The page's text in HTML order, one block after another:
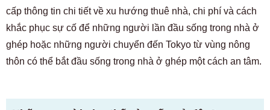
cấp thông tin chi tiết về xu hướng thuê nhà, chi phí và cách
khắc phục sự cố để những người lần đầu sống trong nhà ở
ghép hoặc những người chuyển đến Tokyo từ vùng nông
thôn có thể bắt đầu sống trong nhà ở ghép một cách an tâm.